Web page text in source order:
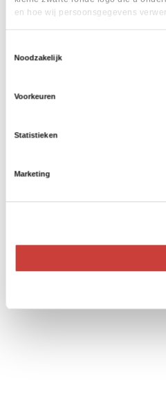
en hoe wij persoonsgegevens
Noodzakelijk
Voorkeuren
Statistieken
Marketing